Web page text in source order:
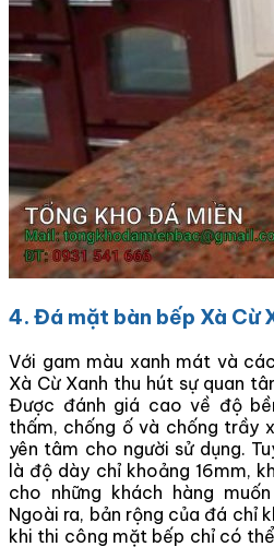
4. Đá mặt bàn bếp Xà Cừ
Với gam màu xanh mát và
Xà Cừ Xanh thu hút sự quan
Được đánh giá cao về độ
thấm, chống ố và chống trầy
yên tâm cho người sử dụng.
là độ dày chỉ khoảng 16mm,
cho những khách hàng
Ngoài ra, bản rộng của đá chỉ
khi thi công mặt bếp chỉ có